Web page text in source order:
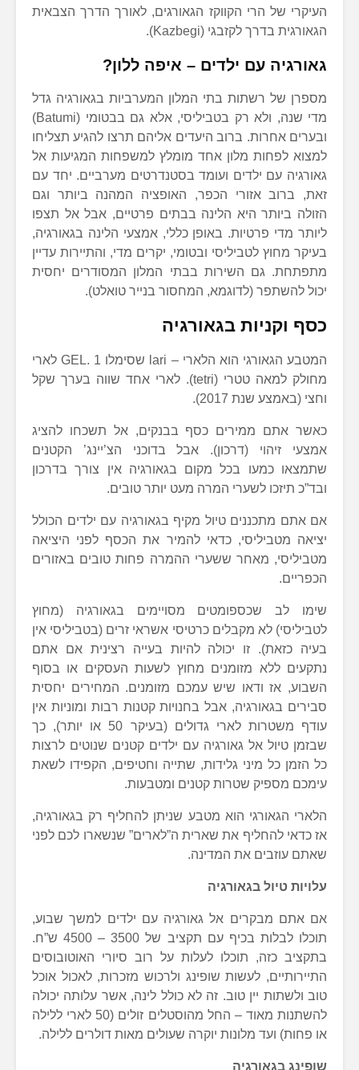
העיקרי של הרי הקווקז הגאורגים, לאורך הדרך הצבאית
הגאורגית בדרך לקזבגי (Kazbegi).
גאורגיה עם ילדים – איפה ללון?
מספרן של רשתות בתי המלון המערביות בגאורגיה גדל
מדי שנה, ולא רק בטביליסי, אלא גם בבטומי (Batumi)
ובערים אחרות. ברוב היעדים אליהם תרצו להגיע תצליחו
למצוא לפחות מלון אחד מומלץ למשפחות המגיעות אל
גאורגיה עם ילדים ועומד בסטנדרטים מערביים. יחד עם
זאת, ברוב אזורי הכפר, האופציה המהנה ביותר וגם
הזולה ביותר היא הלינה בבתים פרטיים, אבל אל תצפו
ליותר מדי פרטיות. באופן כללי, אמצעי הלינה בגאורגיה,
בעיקר מחוץ לטביליסי ובטומי, יקרים מדי, והתיירות עדיין
מתפתחת. גם השירות בבתי המלון המסודרים יחסית
יכול להשתפר (לדוגמא, המחסור בנייר טואלט).
כסף וקניות בגאורגיה
המטבע הגאורגי הוא הלארי – lari שסימלו GEL. 1 לארי
מחולק למאה טטרי (tetri). לארי אחד שווה בערך שקל
וחצי (באמצע שנת 2017).
כאשר אתם ממירים כסף בבנקים, אל תשכחו להציג
אמצעי זיהוי (דרכון). אבל בדוכני הצ’יינג’ הקטנים
שתמצאו כמעו בכל מקום בגאורגיה אין צורך בדרכון
ובד”כ תיזכו לשערי המרה מעט יותר טובים.
אם אתם מתכננים טיול מקיף בגאורגיה עם ילדים הכולל
יציאה מטביליסי, כדאי להמיר את הכסף לפני היציאה
מטביליסי, מאחר ששערי ההמרה פחות טובים באזורים
הכפריים.
שימו לב שכספומטים מסויימים בגאורגיה (מחוץ
לטביליסי) לא מקבלים כרטיסי אשראי זרים (בטביליסי אין
בעיה כזאת). זו יכולה להיות בעייה רצינית אם אתם
נתקעים ללא מזומנים מחוץ לשעות העסקים או בסוף
השבוע, אז ודאו שיש עמכם מזומנים. המחירים יחסית
סבירים בגאורגיה, אבל בחנויות קטנות רבות ומוניות אין
עודף משטרות לארי גדולים (בעיקר 50 או יותר), כך
שבזמן טיול אל גאורגיה עם ילדים קטנים שנוטים לרצות
כל הזמן כל מיני גלידות, שתייה וחטיפים, הקפידו לשאת
עימכם מספיק שטרות קטנים ומטבעות.
הלארי הגאורגי הוא מטבע שניתן להחליף רק בגאורגיה,
אז כדאי להחליף את שארית ה”לארים” שנשארו לכם לפני
שאתם עוזבים את המדינה.
עלויות טיול בגאורגיה
אם אתם מבקרים אל גאורגיה עם ילדים למשך שבוע,
תוכלו לבלות בכיף עם תקציב של 3500 – 4500 ש”ח.
בתקציב כזה, תוכלו לעלות על רוב סיורי האוטובוסים
התיירותיים, לעשות שופינג ולרכוש מזכרות, לאכול אוכל
טוב ולשתות יין טוב. זה לא כולל לינה, אשר עלותה יכולה
להשתנות מאוד – החל מהוסטלים זולים (50 לארי ללילה
או פחות) ועד מלונות יוקרה שעולים מאות דולרים ללילה.
שופינג בגאורגיה